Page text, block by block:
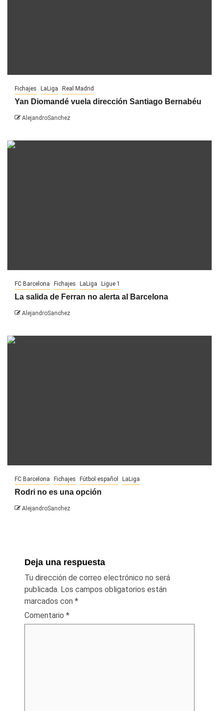
Fichajes LaLiga Real Madrid
Yan Diomandé vuela dirección Santiago Bernabéu
AlejandroSanchez
FC Barcelona Fichajes LaLiga Ligue 1
La salida de Ferran no alerta al Barcelona
AlejandroSanchez
FC Barcelona Fichajes Fútbol español LaLiga
Rodri no es una opción
AlejandroSanchez
Deja una respuesta
Tu dirección de correo electrónico no será
publicada. Los campos obligatorios están
marcados con *
Comentario *